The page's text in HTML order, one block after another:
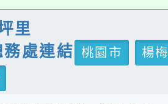
里
處連結
桃園市
楊